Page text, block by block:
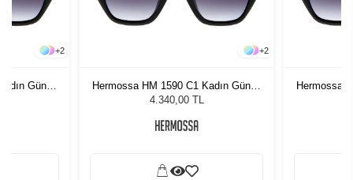
+2
Güneş
+2
Hermossa HM 1590 C1 Kadın Güneş
Gözlüğü
4.340,00 TL
Hermossa